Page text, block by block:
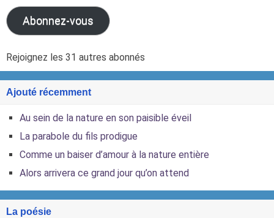
Abonnez-vous
Rejoignez les 31 autres abonnés
Ajouté récemment
Au sein de la nature en son paisible éveil
La parabole du fils prodigue
Comme un baiser d’amour à la nature entière
Alors arrivera ce grand jour qu’on attend
La poésie